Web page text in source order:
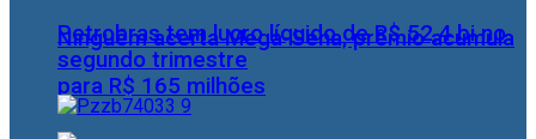
Ninguém acerta Mega-Sena; prêmio acumula
para R$ 165 milhões
Petrobras tem lucro líquido de R$ 52,4 bi no
segundo trimestre